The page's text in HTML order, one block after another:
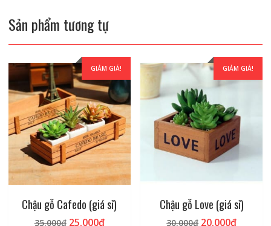
Sản phẩm tương tự
GIẢM GIÁ!
Chậu gỗ Cafedo (giá sỉ)
35.000₫ Giá
25.000₫Giá
GIẢM GIÁ!
Chậu gỗ Love (giá sỉ)
30.000₫ Giá
20.000₫Giá